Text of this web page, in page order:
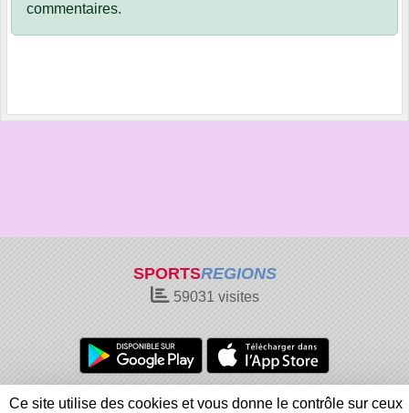
commentaires.
SPORTSREGIONS
59031 visites
Charte cookies
Gestion des cookies
Ce site utilise des cookies et vous donne le contrôle sur ceux